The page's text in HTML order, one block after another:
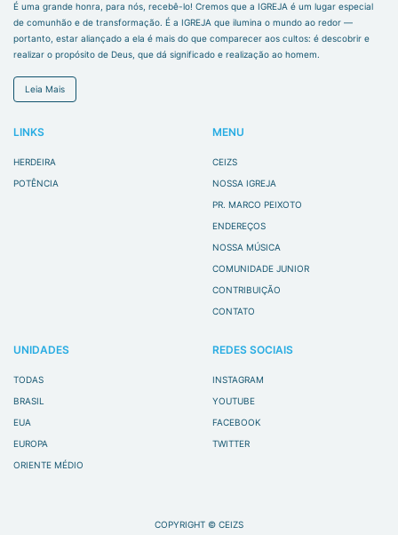
É uma grande honra, para nós, recebê-lo! Cremos que a IGREJA é um lugar especial
de comunhão e de transformação. É a IGREJA que ilumina o mundo ao redor —
portanto, estar aliançado a ela é mais do que comparecer aos cultos: é descobrir e
realizar o propósito de Deus, que dá significado e realização ao homem.
Leia Mais
LINKS
HERDEIRA
POTÊNCIA
MENU
CEIZS
NOSSA IGREJA
PR. MARCO PEIXOTO
ENDEREÇOS
NOSSA MÚSICA
COMUNIDADE JUNIOR
CONTRIBUIÇÃO
CONTATO
UNIDADES
TODAS
BRASIL
EUA
EUROPA
ORIENTE MÉDIO
REDES SOCIAIS
INSTAGRAM
YOUTUBE
FACEBOOK
TWITTER
COPYRIGHT © CEIZS